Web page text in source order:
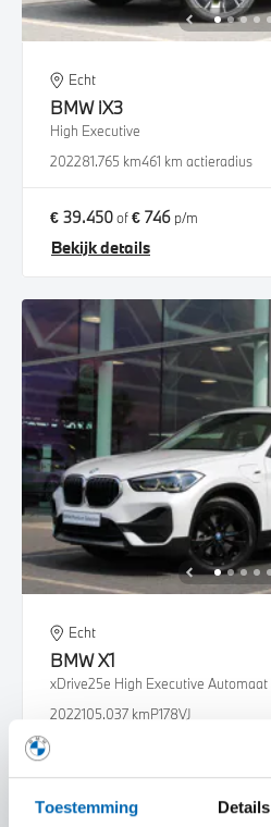
Toestemming Details
Echt
BMW iX3
High Executive
202281.765 km461 km actieradius
€ 39.450of€ 746 p/m
Bekijk details
Echt
BMWX1
xDrive25e High Executive Automaat
2022105.037 kmP178VJ
Bekijk details